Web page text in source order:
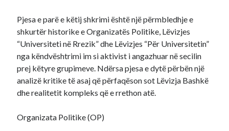
Pjesa e parë e këtij shkrimi është një përmbledhje e
shkurtër historike e Organizatës Politike, Lëvizjes
“Universiteti në Rrezik” dhe Lëvizjes “Për Universitetin”
nga këndvështrimi im si aktivist i angazhuar në secilin
prej këtyre grupimeve. Ndërsa pjesa e dytë përbën një
analizë kritike të asaj që përfaqëson sot Lëvizja Bashkë
dhe realitetit kompleks që e rrethon atë.
Organizata Politike (OP)